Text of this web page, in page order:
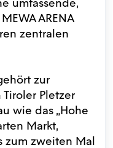
ARENA
zentralen
zur
Pletzer
wie das „Hohe
Markt,
zum zweiten Mal